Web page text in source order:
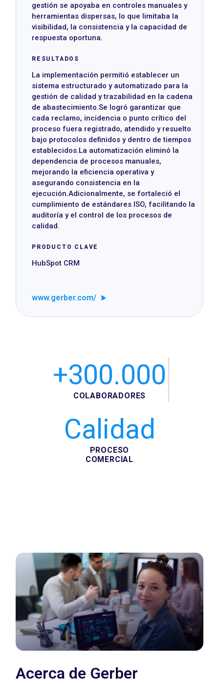
gestión se apoyaba en controles manuales y
herramientas dispersas, lo que limitaba la
visibilidad, la consistencia y la capacidad de
respuesta oportuna.
RESULTADOS
La implementación permitió establecer un
sistema estructurado y automatizado para la
gestión de calidad y trazabilidad en la cadena
de abastecimiento.Se logró garantizar que
cada reclamo, incidencia o punto crítico del
proceso fuera registrado, atendido y resuelto
bajo protocolos definidos y dentro de tiempos
establecidos.La automatización eliminó la
dependencia de procesos manuales,
mejorando la eficiencia operativa y
asegurando consistencia en la
ejecución.Adicionalmente, se fortaleció el
cumplimiento de estándares ISO, facilitando la
auditoría y el control de los procesos de
calidad.
PRODUCTO CLAVE
HubSpot CRM
www.gerber.com/
+300.000
COLABORADORES
Calidad
PROCESO
COMERCIAL
Acerca de Gerber